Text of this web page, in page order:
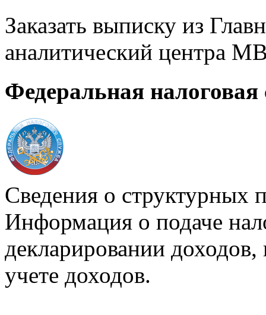
Заказать выписку из
аналитический центра
Федеральная налоговая
Сведения о структурных
Информация о подаче
декларировании доходов,
учете доходов.